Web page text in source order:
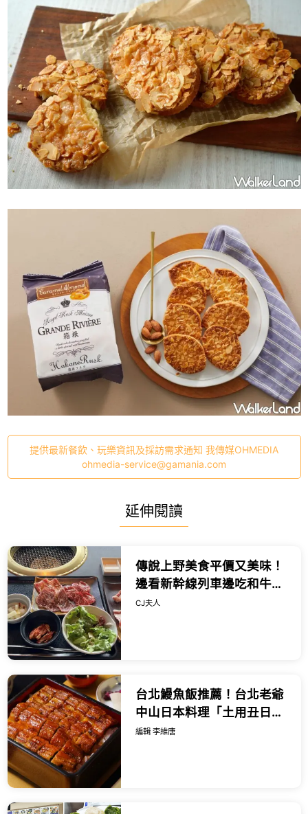
提供最新餐飲、玩樂資訊及採訪需求通知 我傳媒OHMEDIA
ohmedia-service@gamania.com
延伸閱讀
傳說上野美食平價又美味！
邊看新幹線列車邊吃和牛燒
肉，一份千日圓出頭就能吃
CJ夫人
台北鰻魚飯推薦！台北老爺
中山日本料理「土用丑日」
限定鰻魚飯三吃免千元。
編輯 李維唐